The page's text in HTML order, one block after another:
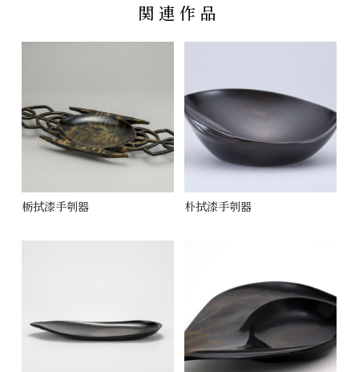
関連作品
栃拭漆手刳器 朴拭漆手刳器